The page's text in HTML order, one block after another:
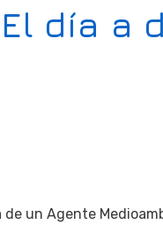
El día a
de un Agente